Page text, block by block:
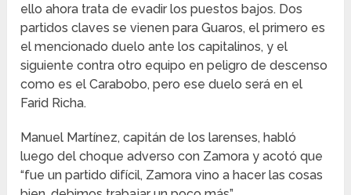
ello ahora trata de evadir los puestos bajos. Dos
partidos claves se vienen para Guaros, el primero es
el mencionado duelo ante los capitalinos, y el
siguiente contra otro equipo en peligro de descenso
como es el Carabobo, pero ese duelo será en el
Farid Richa.
Manuel Martínez, capitán de los larenses, habló
luego del choque adverso con Zamora y acotó que
“fue un partido difícil, Zamora vino a hacer las cosas